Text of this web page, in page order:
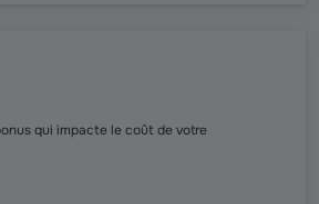
qui impacte le coût de votre